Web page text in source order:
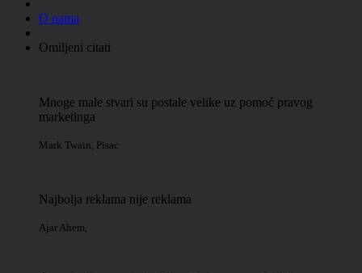
O nama
Omiljeni citati
Mnoge male stvari su postale velike uz pomoć pravog
marketinga
Mark Twain, Pisac
Najbolja reklama nije reklama
Ajar Ahem,